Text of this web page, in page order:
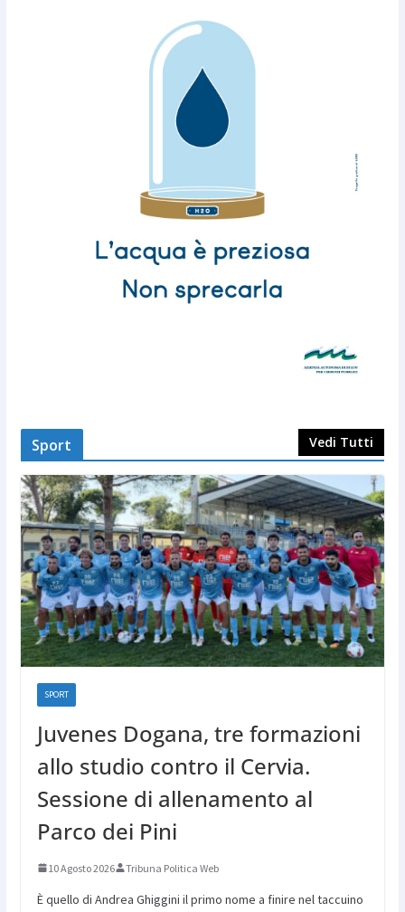
Sport Vedi Tutti
SPORT
Juvenes Dogana, tre formazioni
allo studio contro il Cervia.
Sessione di allenamento al
Parco dei Pini
10 Agosto 2026 Tribuna Politica Web
È quello di Andrea Ghiggini il primo nome a finire nel taccuino